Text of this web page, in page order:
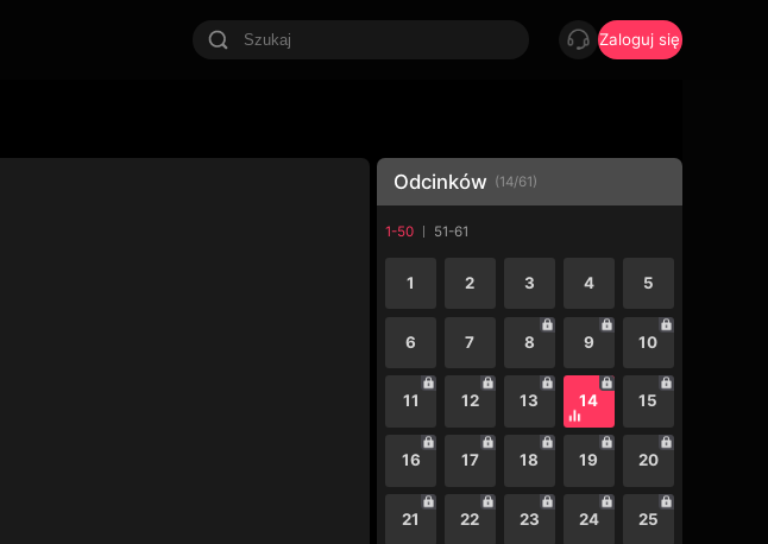
Zaloguj się
Odcinków (14/61)
1-50 51-61
1 2 3 4 5
6 7 8 9 10
11 12 13 14 15
16 17 18 19 20
21 22 23 24 25